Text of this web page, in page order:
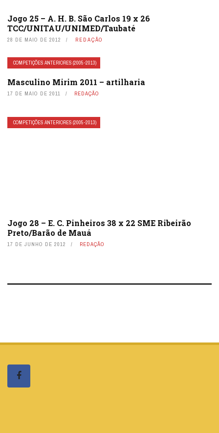
Jogo 25 – A. H. B. São Carlos 19 x 26
TCC/UNITAU/UNIMED/Taubaté
28 DE MAIO DE 2012 REDAÇÃO
COMPETIÇÕES ANTERIORES (2005-2013)
Masculino Mirim 2011 – artilharia
17 DE MAIO DE 2011 REDAÇÃO
COMPETIÇÕES ANTERIORES (2005-2013)
Jogo 28 – E. C. Pinheiros 38 x 22 SME Ribeirão
Preto/Barão de Mauá
17 DE JUNHO DE 2012 REDAÇÃO